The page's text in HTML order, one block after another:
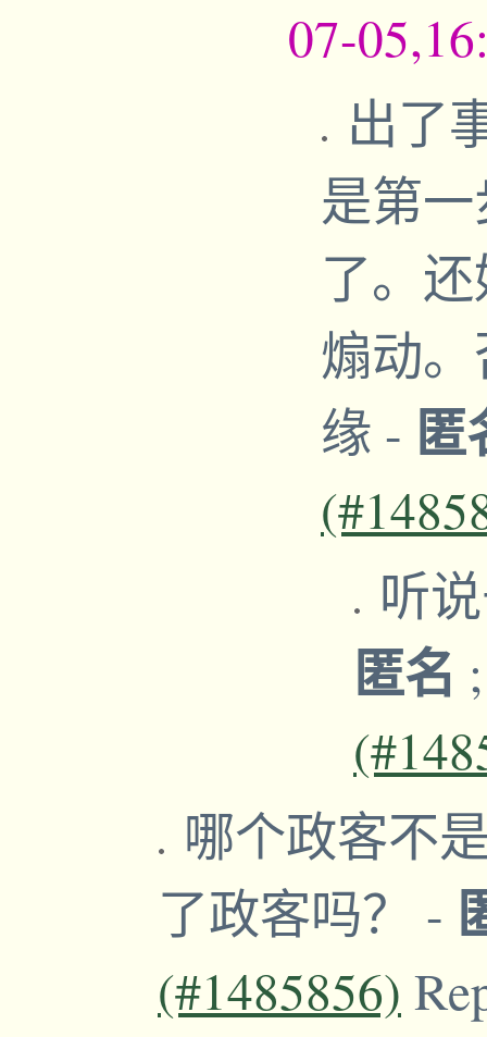
07-
出了
是第
了。
煽动
缘 -
听
匿名
哪个政客不
了政客吗？ -
(#1485856)